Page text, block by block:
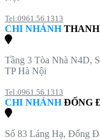
Tel:0961.56.1313
CHI NHÁNH
Tầng 3 Tòa Nhà N4D,
TP Hà Nội
Tel:0961.56.1313
CHI NHÁNHĐỐNG
Số 83 Láng Hạ, Đống